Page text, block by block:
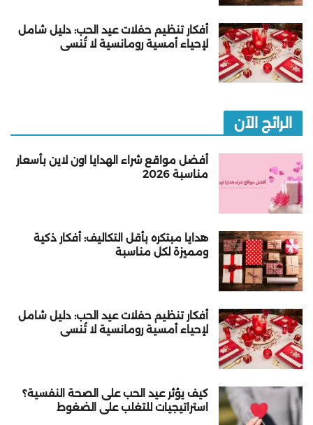
أفكار تنظيم حفلات عيد الحب: دليل شامل
لإحياء أمسية رومانسية لا تُنسى
الرائج الآن
أفضل مواقع شراء الهدايا اون لاين بأسعار
مناسبة 2026
هدايا مبتكره بأقل التكاليف: أفكار ذكية
ومميزة لكل مناسبة
أفكار تنظيم حفلات عيد الحب: دليل شامل
لإحياء أمسية رومانسية لا تُنسى
كيف يؤثر عيد الحب على الصحة النفسية؟
استراتيجيات للتغلب على الضغوط